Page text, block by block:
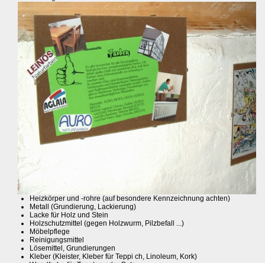
Heizkörper und -rohre (auf besondere Kennzeichnung achten)
Metall (Grundierung, Lackierung)
Lacke für Holz und Stein
Holzschutzmittel (gegen Holzwurm, Pilzbefall ...)
Möbelpflege
Reinigungsmittel
Lösemittel, Grundierungen
Kleber (Kleister, Kleber für Teppi ch, Linoleum, Kork)